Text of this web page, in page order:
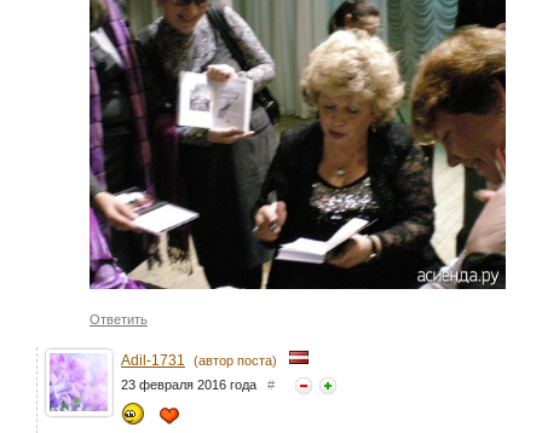
Ответить
Adil-1731
(автор поста)
23 февраля 2016 года #